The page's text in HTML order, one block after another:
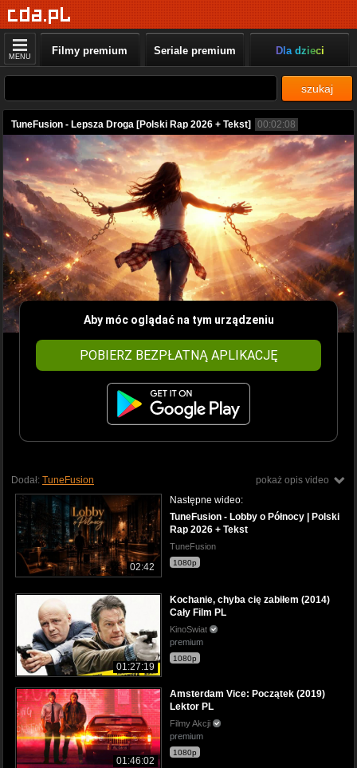
MENU Filmy premium Seriale premium Dla dzieci
szukaj
TuneFusion - Lepsza Droga [Polski Rap 2026 + Tekst] 00:02:08
Aby móc oglądać na tym urządzeniu
POBIERZ BEZPŁATNĄ APLIKACJĘ
pokaż opis video
Dodał: TuneFusion
02:42
Następne wideo:
TuneFusion - Lobby o Północy | Polski
Rap 2026 + Tekst
TuneFusion
1080p
01:27:19
Kochanie, chyba cię zabiłem (2014)
Cały Film PL
KinoSwiat
premium
1080p
01:46:02
Amsterdam Vice: Początek (2019)
Lektor PL
Filmy Akcji
premium
1080p